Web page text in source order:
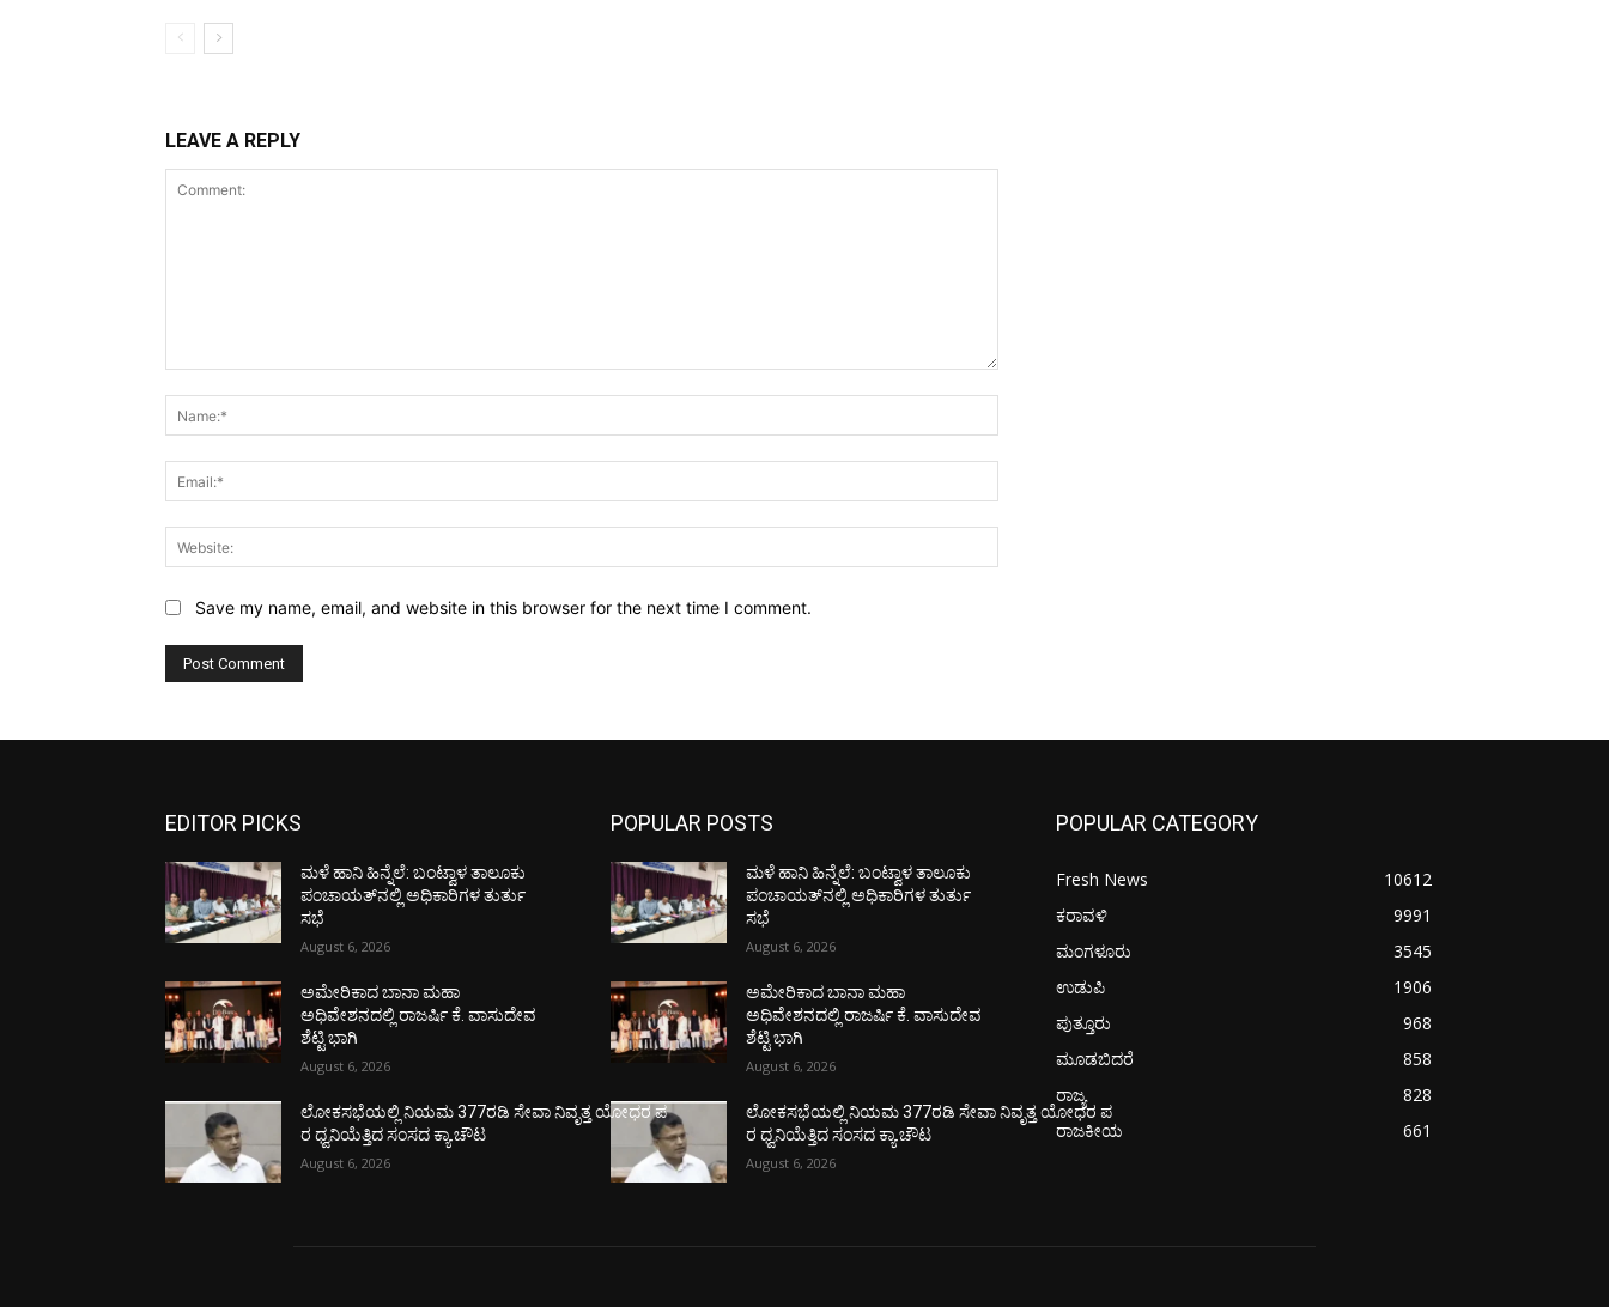
LEAVE A REPLY
Save my name, email, and website in this browser for the next time I comment.
EDITOR PICKS
ಮಳೆ ಹಾನಿ ಹಿನ್ನೆಲೆ: ಬಂಟ್ವಾಳ ತಾಲೂಕು
ಪಂಚಾಯತ್‌ನಲ್ಲಿ ಅಧಿಕಾರಿಗಳ ತುರ್ತು
ಸಭೆ
August 6, 2026
ಅಮೇರಿಕಾದ ಬಾನಾ ಮಹಾ
ಅಧಿವೇಶನದಲ್ಲಿ ರಾಜರ್ಷಿ ಕೆ. ವಾಸುದೇವ
ಶೆಟ್ಟಿ ಭಾಗಿ
August 6, 2026
ಲೋಕಸಭೆಯಲ್ಲಿ ನಿಯಮ 377ರಡಿ ಸೇವಾ ನಿವೃತ್ತ ಯೋಧರ ಪ
ರ ಧ್ವನಿಯೆತ್ತಿದ ಸಂಸದ ಕ್ಯಾ.ಚೌಟ
August 6, 2026
POPULAR POSTS
ಮಳೆ ಹಾನಿ ಹಿನ್ನೆಲೆ: ಬಂಟ್ವಾಳ ತಾಲೂಕು
ಪಂಚಾಯತ್‌ನಲ್ಲಿ ಅಧಿಕಾರಿಗಳ ತುರ್ತು
ಸಭೆ
August 6, 2026
ಅಮೇರಿಕಾದ ಬಾನಾ ಮಹಾ
ಅಧಿವೇಶನದಲ್ಲಿ ರಾಜರ್ಷಿ ಕೆ. ವಾಸುದೇವ
ಶೆಟ್ಟಿ ಭಾಗಿ
August 6, 2026
ಲೋಕಸಭೆಯಲ್ಲಿ ನಿಯಮ 377ರಡಿ ಸೇವಾ ನಿವೃತ್ತ ಯೋಧರ ಪ
ರ ಧ್ವನಿಯೆತ್ತಿದ ಸಂಸದ ಕ್ಯಾ.ಚೌಟ
August 6, 2026
POPULAR CATEGORY
Fresh News
10612
ಕರಾವಳಿ
9991
ಮಂಗಳೂರು
3545
ಉಡುಪಿ
1906
ಪುತ್ತೂರು
968
ಮೂಡಬಿದರೆ
858
ರಾಜ್ಯ
828
ರಾಜಕೀಯ
661